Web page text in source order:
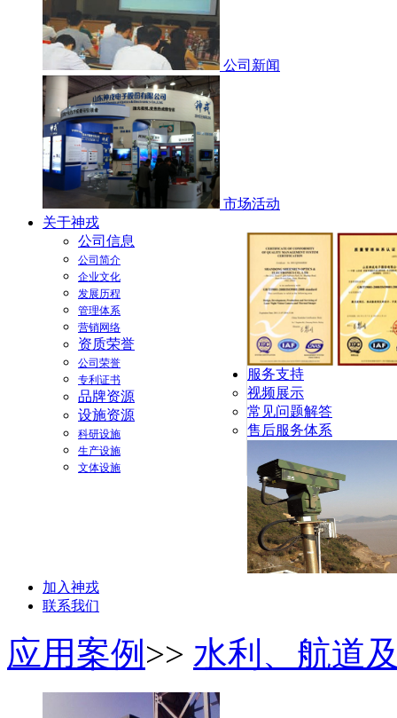
公司新闻
市场活动
关于神戎
公司信息
公司简介
企业文化
发展历程
管理体系
营销网络
资质荣誉
公司荣誉
专利证书
品牌资源
设施资源
科研设施
生产设施
文体设施
服务支持
视频展示
常见问题解答
售后服务体系
加入神戎
联系我们
应用案例 >> 水利、航道